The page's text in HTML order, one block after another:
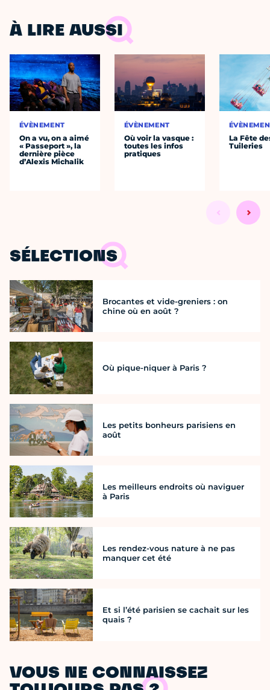
À LIRE AUSSI
ÉVÈNEMENT
On a vu, on a aimé
« Passeport », la
dernière pièce
d’Alexis Michalik
ÉVÈNEMENT
Où voir la vasque :
toutes les infos
pratiques
La Fête
Tuileries
SÉLECTIONS
Brocantes et vide-greniers : on
chine où en août ?
Où pique-niquer à Paris ?
Les petits bonheurs parisiens en
août
Les meilleurs endroits où naviguer
à Paris
Les rendez-vous nature à ne pas
manquer cet été
Et si l’été parisien se cachait sur les
quais ?
VOUS NE CONNAISSEZ